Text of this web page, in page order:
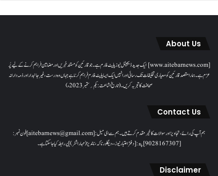
About Us
[www.aitebarnews.com] ایک جدید ڈیجیٹل نیوز پلیٹ فارم ہے۔ جو قارئین کو مستند خبریں اور مضامین فراہم کرنے کے لیے پُر
عزم ہے۔ ہمارا مقصدقارئین کو معیاری تخلیقات تک رسائی اور انہیں ایک ایسا پلیٹ فارم فراہم کرنا ہے جہاں وہ درست، غیر جانبدار اور ذمہ دارانہ
صحافت کا تجربہ کریں۔( تاریخ اشاعت : یکم؍ ستمبر 2023ء)
Contact Us
ہم آپ کی رائے، تجاویز اور سوالات کا خیرمقدم کرتے ہیں۔ ہم سےای میل: [aitebarnews@gmail.com]فون نمبر:
[9028167307]پتہ: [دفتر اعتبار نیوز، ، دیگلور ناکہ، ناندیڑ(مہاراشٹر) ] پر رابطہ کیا جاسکتا ہے۔
Disclaimer